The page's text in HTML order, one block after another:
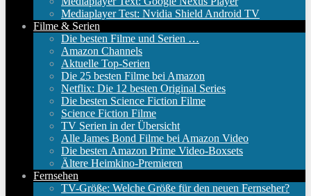
Mediaplayer Test: Nvidia Shield Android TV
Filme & Serien
Die besten Filme und Serien …
Amazon Channels
Aktuelle Top-Serien
Die 25 besten Filme bei Amazon
Netflix: Die 12 besten Original Series
Die besten Science Fiction Filme
Science Fiction Filme
TV Serien in der Übersicht
Alle James Bond Filme bei Amazon Video
Die besten Amazon Prime Video-Boxsets
Ältere Heimkino-Premieren
Fernsehen
TV-Größe: Welche Größe für den neuen Fernseher?